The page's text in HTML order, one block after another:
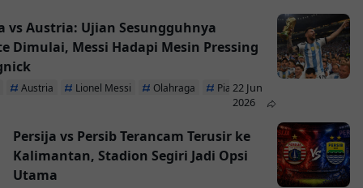
vs Austria: Ujian Sesungguhnya
Dimulai, Messi Hadapi Mesin Pressing
Austria Lionel Messi Olahraga Piala Dunia 2026
22 Jun
2026
Persija vs Persib Terancam Terusir ke
Kalimantan, Stadion Segiri Jadi Opsi
Utama